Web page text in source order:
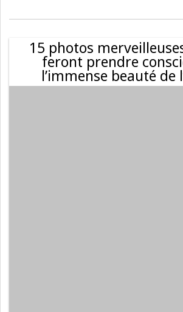
15 photos
feront prendre
l’immense beauté de